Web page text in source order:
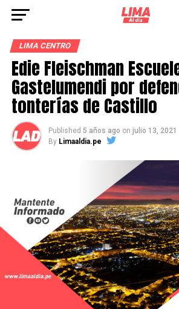
LIMA CENTRO
Edie Fleischman
Gastelumendi por
tonterías de Castillo
Published 5 años ago on julio 13, 2021
By Limaaldia.pe